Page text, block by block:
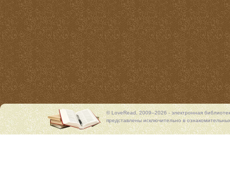
© LoveRead, 2009–2026 - электронная
представлены исключительно в